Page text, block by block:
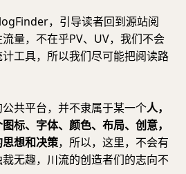
，引导读者回到源站阅
量，不在乎PV、UV，我们不会
工具，所以我们尽可能把阅读路
共平台，并不隶属于某一个人，
标、字体、颜色、布局、创意，
想和决策，所以，这里，不会有
无趣，川流的创造者们的志向不